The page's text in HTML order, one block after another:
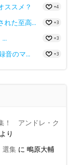
ススメ？ +4
れた至高... +3
+3
音のマ... +3
！ アンドレ・ク
り
選集 に 鴫原大輔